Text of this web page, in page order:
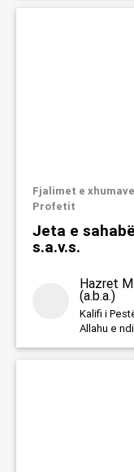
Fjalimet e xhumave
Profetit
Jeta e
s.a.v.s.
Hazret
(a.b.a.)
Kalifi i
Allahu e